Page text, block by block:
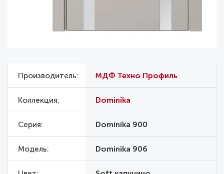
Производитель МДФ Техно Профиль
Коллекция Dominika
Серия Dominika 900
Модель Dominika 906